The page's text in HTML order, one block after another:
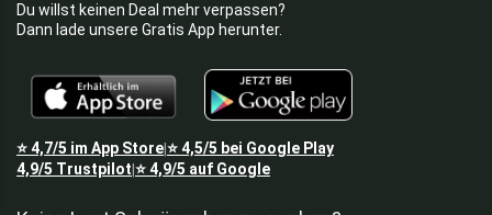
Du willst keinen Deal mehr verpassen?
Dann lade unsere Gratis App herunter.
⭐4,7/5 im App Store⭐4,5/5 bei Google Play
4,9/5 Trustpilot ⭐4,9/5 auf Google